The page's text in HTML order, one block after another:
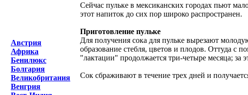
Австрия
Африка
Бенилюкс
Болгария
Великобритания
Венгрия
Сейчас пульке в мексиканских городах пьют
этот напиток до сих пор широко распространен.
Приготовление пульке
Для получения сока для пульке вырезают
образование стебля, цветов и плодов. Оттуда
"лактации" продолжается три-четыре месяца; за
Сок сбраживают в течение трех дней и